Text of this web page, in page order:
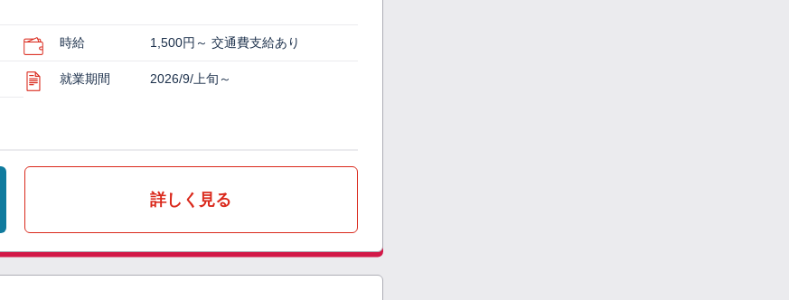
時給 1,500円～ 交通費支給あり
就業期間 2026/9/上旬～
詳しく見る